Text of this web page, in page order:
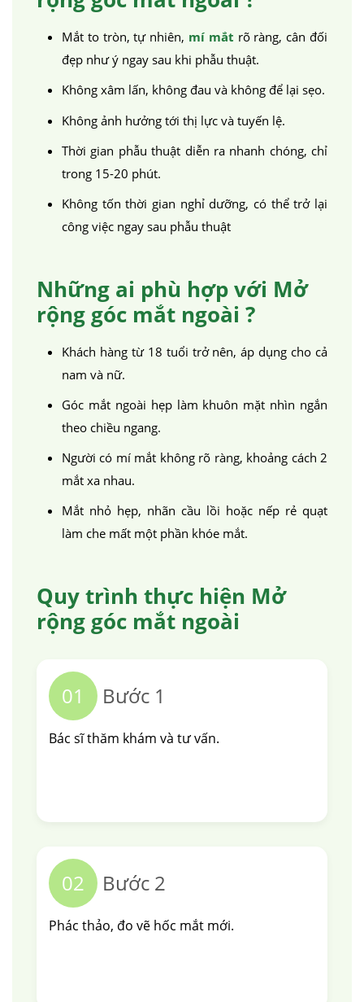
Mắt to tròn, tự nhiên, mí mắt rõ ràng, cân đối
đẹp như ý ngay sau khi phẫu thuật.
Không xâm lấn, không đau và không để lại sẹo.
Không ảnh hưởng tới thị lực và tuyến lệ.
Thời gian phẫu thuật diễn ra nhanh chóng, chỉ
trong 15-20 phút.
Không tốn thời gian nghỉ dưỡng, có thể trở lại
công việc ngay sau phẫu thuật
Những ai phù hợp với Mở
rộng góc mắt ngoài ?
Khách hàng từ 18 tuổi trở nên, áp dụng cho cả
nam và nữ.
Góc mắt ngoài hẹp làm khuôn mặt nhìn ngắn
theo chiều ngang.
Người có mí mắt không rõ ràng, khoảng cách 2
mắt xa nhau.
Mắt nhỏ hẹp, nhãn cầu lồi hoặc nếp rẻ quạt
làm che mất một phần khóe mắt.
Quy trình thực hiện Mở
rộng góc mắt ngoài
01 Bước 1
Bác sĩ thăm khám và tư vấn.
02 Bước 2
Phác thảo, đo vẽ hốc mắt mới.